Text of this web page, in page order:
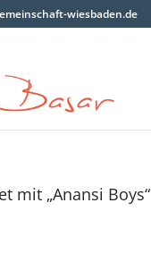
wiesbaden.de
mit „Anansi Boys“